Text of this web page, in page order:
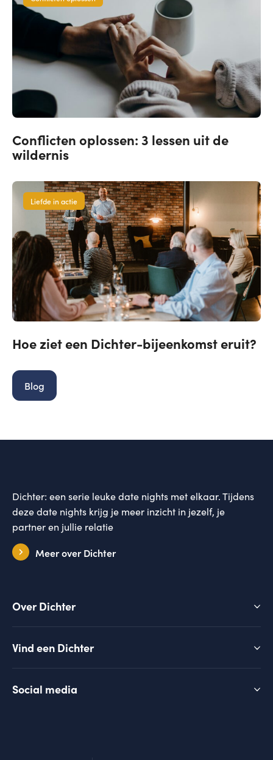
Conflicten oplossen: 3 lessen uit de
wildernis
Liefde in actie
Hoe ziet een Dichter-bijeenkomst eruit?
Blog
Dichter: een serie leuke date nights met elkaar. Tijdens
deze date nights krijg je meer inzicht in jezelf, je
partner en jullie relatie
Meer over Dichter
Over Dichter
Vind een Dichter
Social media